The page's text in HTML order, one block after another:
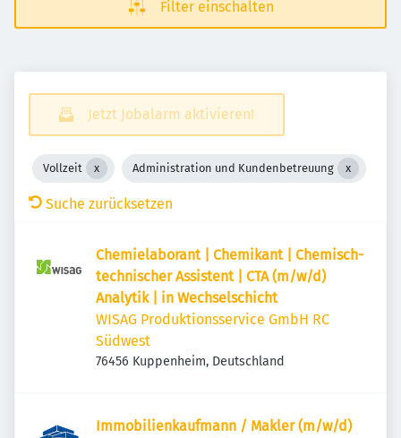
Filter einschalten
Jetzt Jobalarm aktivieren!
Vollzeit Administration und Kundenbetreuung
Suche zurücksetzen
Chemielaborant | Chemikant | Chemisch-
technischer Assistent | CTA (m/w/d)
Analytik | in Wechselschicht
WISAG Produktionsservice GmbH RC
Südwest
76456 Kuppenheim, Deutschland
Immobilienkaufmann / Makler (m/w/d)